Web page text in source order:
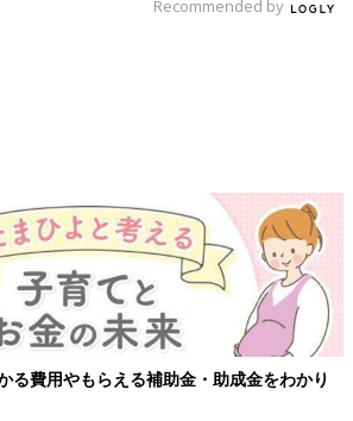
Recommended by
る費用やもらえる補助金・助成金をわかり